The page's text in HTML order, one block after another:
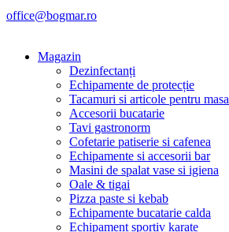
office@bogmar.ro
Magazin
Dezinfectanți
Echipamente de protecție
Tacamuri si articole pentru masa
Accesorii bucatarie
Tavi gastronorm
Cofetarie patiserie si cafenea
Echipamente si accesorii bar
Masini de spalat vase si igiena
Oale & tigai
Pizza paste si kebab
Echipamente bucatarie calda
Echipament sportiv karate